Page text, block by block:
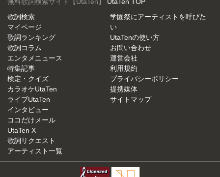
無料歌詞検索サイト【UtaTen】 UtaTen TOP
歌詞検索
マイページ
歌詞ランキング
歌詞コラム
エンタメニュース
特集記事
検定・クイズ
カラオケUtaTen
ライブUtaTen
インタビュー
ココだけメール
UtaTen X
歌詞リクエスト
アーティスト一覧
学園祭にアーティストを呼びた
い
UtaTenの使い方
お問い合わせ
運営会社
利用規約
プライバシーポリシー
提携媒体
サイトマップ